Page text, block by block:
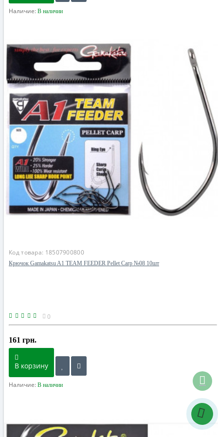
Наличие: В наличии
Код товара: 18507900800
Крючок Gamakatsu A1 TEAM FEEDER Pellet Carp №08 10шт
0
161 грн.
В корзину
Наличие: В наличии